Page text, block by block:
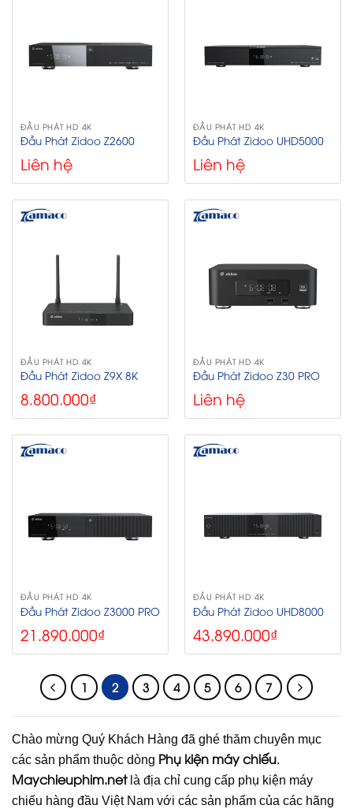
ĐẦU PHÁT HD 4K
Đầu Phát Zidoo Z2600
Liên hệ
ĐẦU PHÁT HD 4K
Đầu Phát Zidoo UHD5000
Liên hệ
ĐẦU PHÁT HD 4K
Đầu Phát Zidoo Z9X 8K
8.800.000₫
ĐẦU PHÁT HD 4K
Đầu Phát Zidoo Z30 PRO
Liên hệ
ĐẦU PHÁT HD 4K
Đầu Phát Zidoo Z3000 PRO
21.890.000₫
ĐẦU PHÁT HD 4K
Đầu Phát Zidoo UHD8000
43.890.000₫
1 2 3 4 5 6 7
Chào mừng Quý Khách Hàng đã ghé thăm chuyên mục
các sản phẩm thuộc dòng Phụ kiện máy chiếu.
Maychieuphim.netlà địa chỉ cung cấp phụ kiện máy
chiếu hàng đầu Việt Nam với các sản phẩm của các hãng